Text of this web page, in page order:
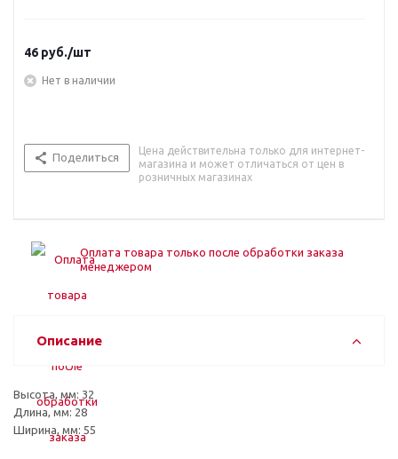
46 руб./шт
Нет в наличии
Поделиться
Цена действительна только для интернет-
магазина и может отличаться от цен в
розничных магазинах
Оплата товара только после обработки заказа
менеджером
Описание
Высота, мм: 32
Длина, мм: 28
Ширина, мм: 55